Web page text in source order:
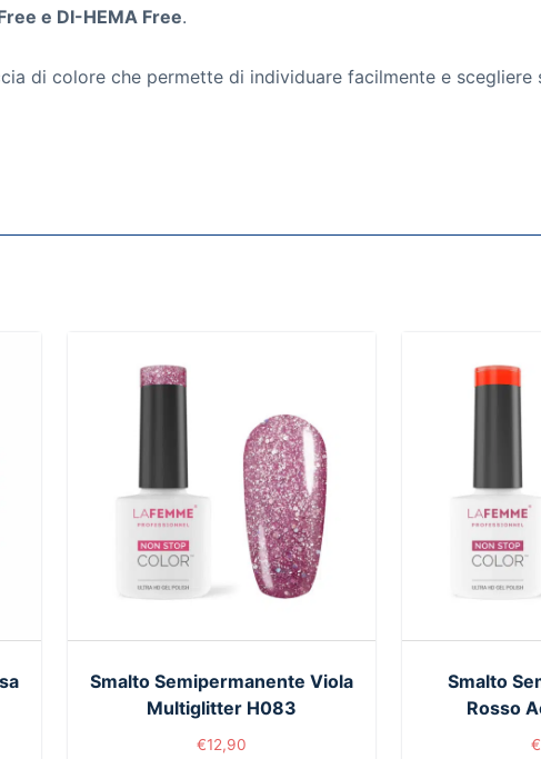
e DI-HEMA Free.
di colore che permette di individuare facilmente e scegliere
Smalto Semipermanente Viola
Multiglitter H083
€12,90
Smalto
Rosso
€